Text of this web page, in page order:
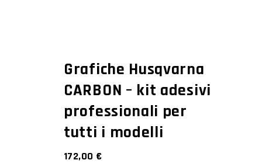
Grafiche Husqvarna
CARBON – kit adesivi
professionali per
tutti i modelli
172,00 €